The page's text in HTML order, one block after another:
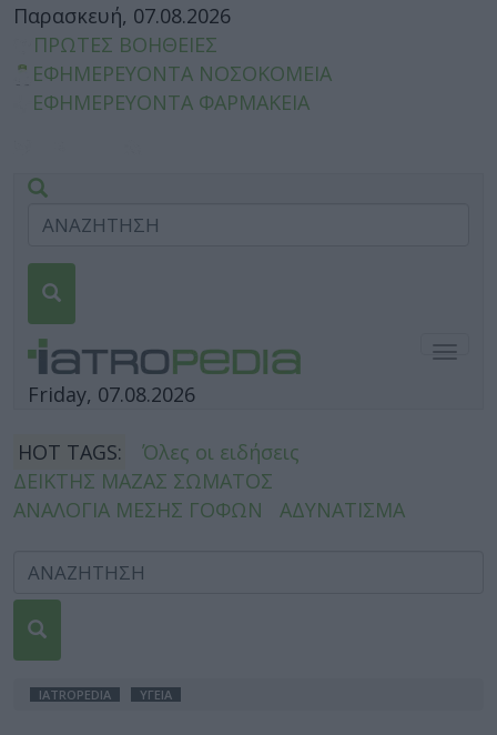
Παρασκευή, 07.08.2026
ΠΡΩΤΕΣ ΒΟΗΘΕΙΕΣ
ΕΦΗΜΕΡΕΥΟΝΤΑ ΝΟΣΟΚΟΜΕΙΑ
ΕΦΗΜΕΡΕΥΟΝΤΑ ΦΑΡΜΑΚΕΙΑ
Friday, 07.08.2026
HOT TAGS:
Όλες οι ειδήσεις
ΔΕΙΚΤΗΣ ΜΑΖΑΣ ΣΩΜΑΤΟΣ
ΑΝΑΛΟΓΙΑ ΜΕΣΗΣ ΓΟΦΩΝ
ΑΔΥΝΑΤΙΣΜΑ
IATROPEDIA ΥΓΕΙΑ